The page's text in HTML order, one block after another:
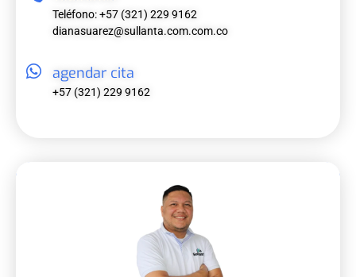
Teléfono: +57 (321) 229 9162
dianasuarez@sullanta.com.com.co
agendar cita
+57 (321) 229 9162